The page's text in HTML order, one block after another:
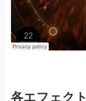
各エフェク